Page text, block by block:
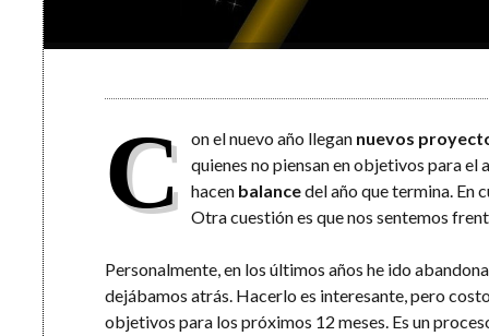
C on el nuevo año llegan nuevos
quienes no piensan en objetivos para el
hacen balancedel año que termina. En
Otra cuestión es que nos sentemos
Personalmente, en los últimos años he ido
dejábamos atrás. Hacerlo es interesante, pero
objetivos para los próximos 12 meses. Es un